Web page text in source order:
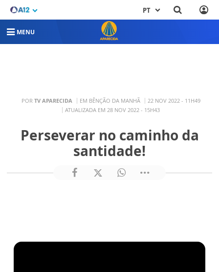
PT
MENU
POR TV APARECIDA EM BÊNÇÃO DA MANHÃ
22 NOV 2022 - 11H49
ATUALIZADA EM 28 NOV 2022 - 15H43
Perseverar no caminho da
santidade!